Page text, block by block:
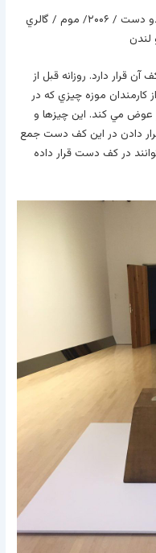
جاناتان مونک /۱۹۶۹/ جا به جايي روزانه دو دست / ۲۰۰۶/ موم / گالري
لندن
قرار دارد. روزانه قبل از
کارمندان موزه چيزي که در
عوض مي کند. اين چيزها و
دادن در اين کف دست جمع
در کف دست قرار داده